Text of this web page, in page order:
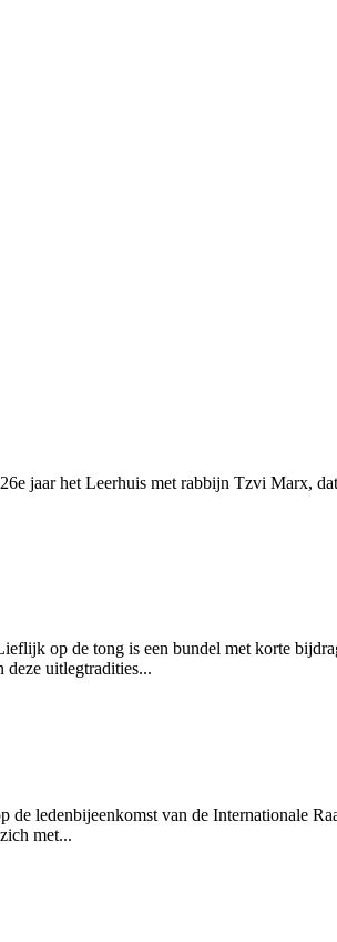
jaar het Leerhuis met rabbijn Tzvi Marx,
op de tong is een bundel met korte
deze uitlegtradities...
ledenbijeenkomst van de Internationale
met...